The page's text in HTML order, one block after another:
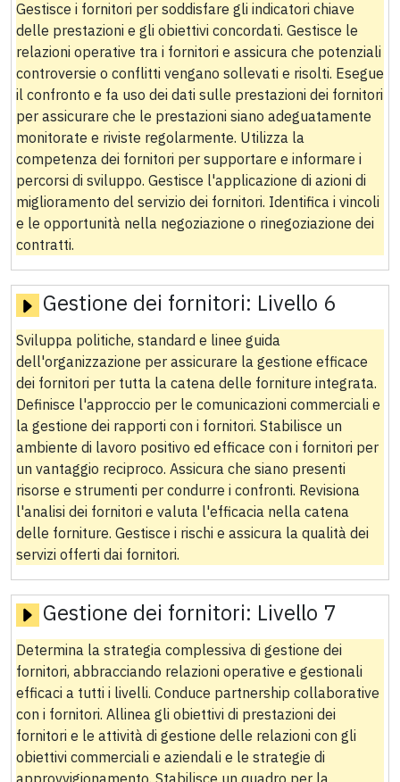
Gestisce i fornitori per soddisfare gli indicatori chiave
delle prestazioni e gli obiettivi concordati. Gestisce le
relazioni operative tra i fornitori e assicura che potenziali
controversie o conflitti vengano sollevati e risolti. Esegue
il confronto e fa uso dei dati sulle prestazioni dei fornitori
per assicurare che le prestazioni siano adeguatamente
monitorate e riviste regolarmente. Utilizza la
competenza dei fornitori per supportare e informare i
percorsi di sviluppo. Gestisce l'applicazione di azioni di
miglioramento del servizio dei fornitori. Identifica i vincoli
e le opportunità nella negoziazione o rinegoziazione dei
contratti.
Gestione dei fornitori: Livello 6
Sviluppa politiche, standard e linee guida
dell'organizzazione per assicurare la gestione efficace
dei fornitori per tutta la catena delle forniture integrata.
Definisce l'approccio per le comunicazioni commerciali e
la gestione dei rapporti con i fornitori. Stabilisce un
ambiente di lavoro positivo ed efficace con i fornitori per
un vantaggio reciproco. Assicura che siano presenti
risorse e strumenti per condurre i confronti. Revisiona
l'analisi dei fornitori e valuta l'efficacia nella catena
delle forniture. Gestisce i rischi e assicura la qualità dei
servizi offerti dai fornitori.
Gestione dei fornitori: Livello 7
Determina la strategia complessiva di gestione dei
fornitori, abbracciando relazioni operative e gestionali
efficaci a tutti i livelli. Conduce partnership collaborative
con i fornitori. Allinea gli obiettivi di prestazioni dei
fornitori e le attività di gestione delle relazioni con gli
obiettivi commerciali e aziendali e le strategie di
approvvigionamento. Stabilisce un quadro per la